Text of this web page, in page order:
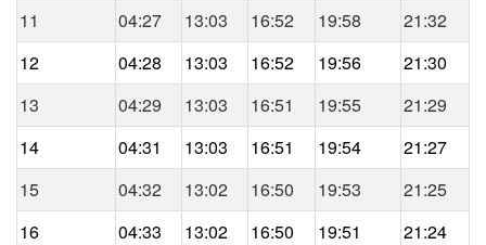
11
04:27 13:03 16:52 19:58
21:32
12
04:28 13:03 16:52 19:56
21:30
13
04:29 13:03 16:51 19:55
21:29
14
04:31 13:03 16:51 19:54
21:27
15
04:32 13:02 16:50 19:53
21:25
16
04:33 13:02 16:50 19:51
21:24